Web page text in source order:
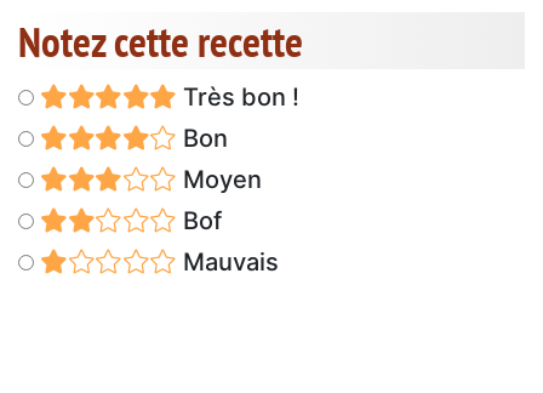
Notez cette recette
Très bon !
Bon
Moyen
Bof
Mauvais